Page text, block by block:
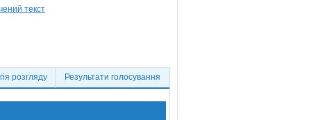
розгляду Результати голосування